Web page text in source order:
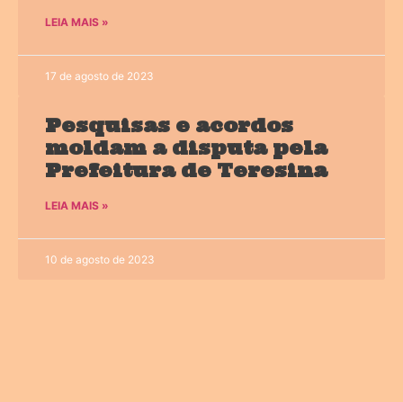
LEIA MAIS »
17 de agosto de 2023
Pesquisas e acordos
moldam a disputa pela
Prefeitura de Teresina
LEIA MAIS »
10 de agosto de 2023